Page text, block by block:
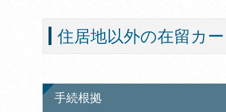
住居地以外の在留カ
手続根拠